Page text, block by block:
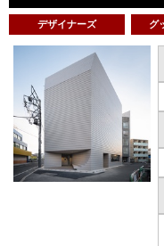
デザイナーズ グ